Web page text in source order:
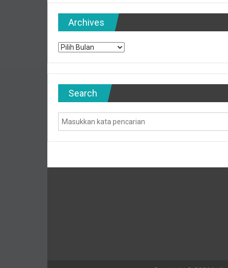
Archives
Archives
Search